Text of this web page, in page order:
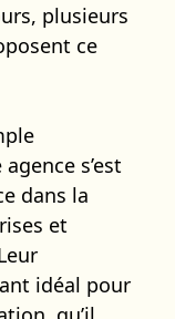
plusieurs
ce
s’est
dans la
et
idéal pour